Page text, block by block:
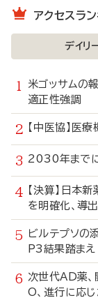
アクセスラ
デイリ
米ゴッサムの
適正性強調
【中医協】医
2030年まで
【決算】日
を明確化、導
ビルテプソ
P3結果踏まえ
次世代AD薬
O、進行に応